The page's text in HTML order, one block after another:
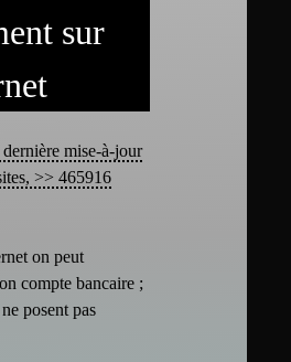
sur
mise-à-jour
>> 465916
on peut
compte bancaire ;
posent pas